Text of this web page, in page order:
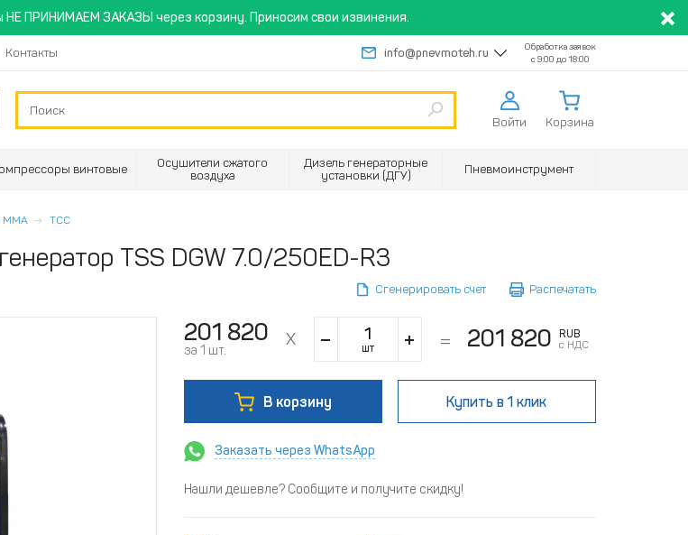
ПРИНИМАЕМ ЗАКАЗЫ через корзину. Приносим свои извинения.
Контакты info@pnevmoteh.ru
Обработка заявок
с 9:00 до 18:00
Войти Корзина
винтовые
Осушители сжатого
воздуха
Дизель генераторные
установки (ДГУ)
Пневмоинструмент
MMA ТСС
TSS DGW 7.0/250ED-R3
Сгенерировать счет Распечатать
201 820
за 1 шт. шт 201 820
RUB
с НДС
В корзину Купить в 1 клик
Заказать через WhatsApp
Нашли дешевле? Сообщите и получите скидку!